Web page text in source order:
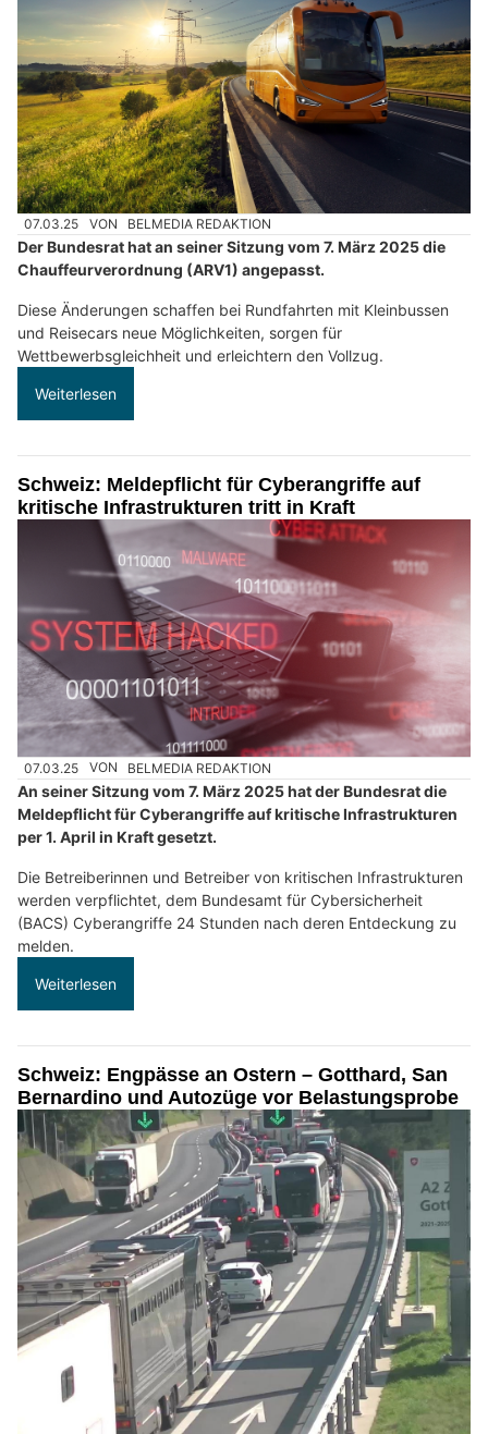
07.03.25 VON BELMEDIA REDAKTION
Der Bundesrat hat an seiner Sitzung vom 7. März 2025 die
Chauffeurverordnung (ARV1) angepasst.
Diese Änderungen schaffen bei Rundfahrten mit Kleinbussen
und Reisecars neue Möglichkeiten, sorgen für
Wettbewerbsgleichheit und erleichtern den Vollzug.
Weiterlesen
Schweiz: Meldepflicht für Cyberangriffe auf
kritische Infrastrukturen tritt in Kraft
07.03.25 VON BELMEDIA REDAKTION
An seiner Sitzung vom 7. März 2025 hat der Bundesrat die
Meldepflicht für Cyberangriffe auf kritische Infrastrukturen
per 1. April in Kraft gesetzt.
Die Betreiberinnen und Betreiber von kritischen Infrastrukturen
werden verpflichtet, dem Bundesamt für Cybersicherheit
(BACS) Cyberangriffe 24 Stunden nach deren Entdeckung zu
melden.
Weiterlesen
Schweiz: Engpässe an Ostern – Gotthard, San
Bernardino und Autozüge vor Belastungsprobe